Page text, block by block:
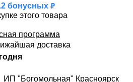
ИП "Богомольная" Красноярск
бонусных ₽
этого товара
программа
доставка